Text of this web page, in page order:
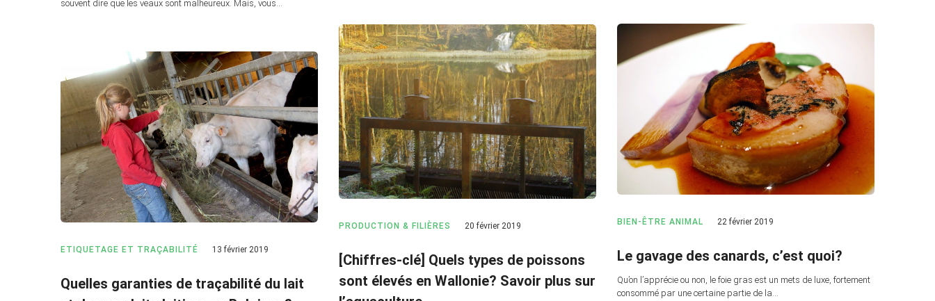
souvent dire que les veaux sont malheureux. Mais, vous…
BIEN-ÊTRE ANIMAL 22 février 2019
Le gavage des canards, c’est quoi?
Qu’on l’apprécie ou non, le foie gras est un mets de luxe, fortement
consommé par une certaine partie de la…
PRODUCTION & FILIÈRES 20 février 2019
[Chiffres-clé] Quels types de poissons
sont élevés en Wallonie? Savoir plus sur
ETIQUETAGE ET TRAÇABILITÉ 13 février 2019
Quelles garanties de traçabilité du lait